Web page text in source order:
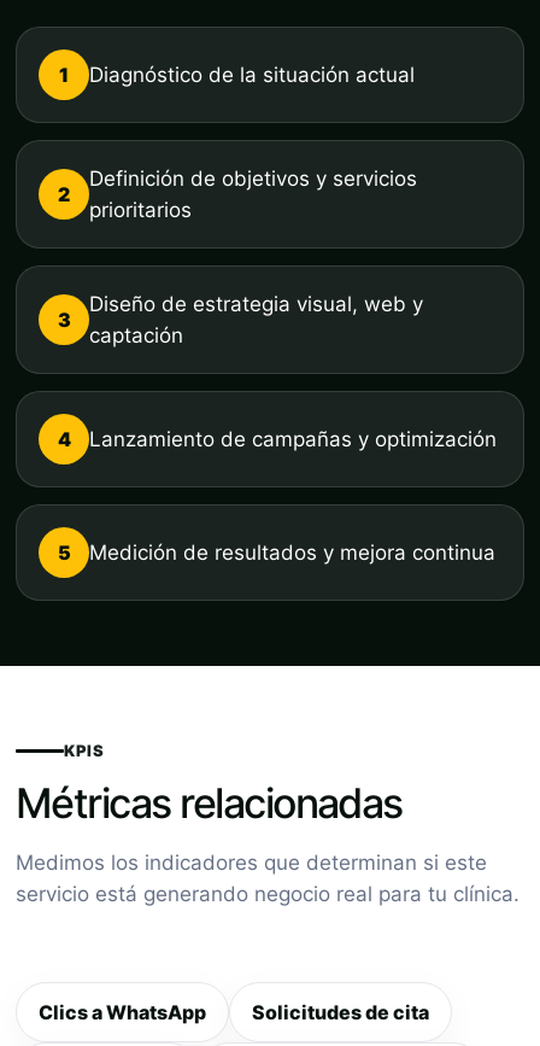
1 Diagnóstico de la situación actual
2
Definición de objetivos y servicios
prioritarios
3
Diseño de estrategia visual, web y
captación
4 Lanzamiento de campañas y optimización
5 Medición de resultados y mejora continua
KPIS
Métricas relacionadas
Medimos los indicadores que determinan si este
servicio está generando negocio real para tu clínica.
Clics a WhatsApp Solicitudes de cita